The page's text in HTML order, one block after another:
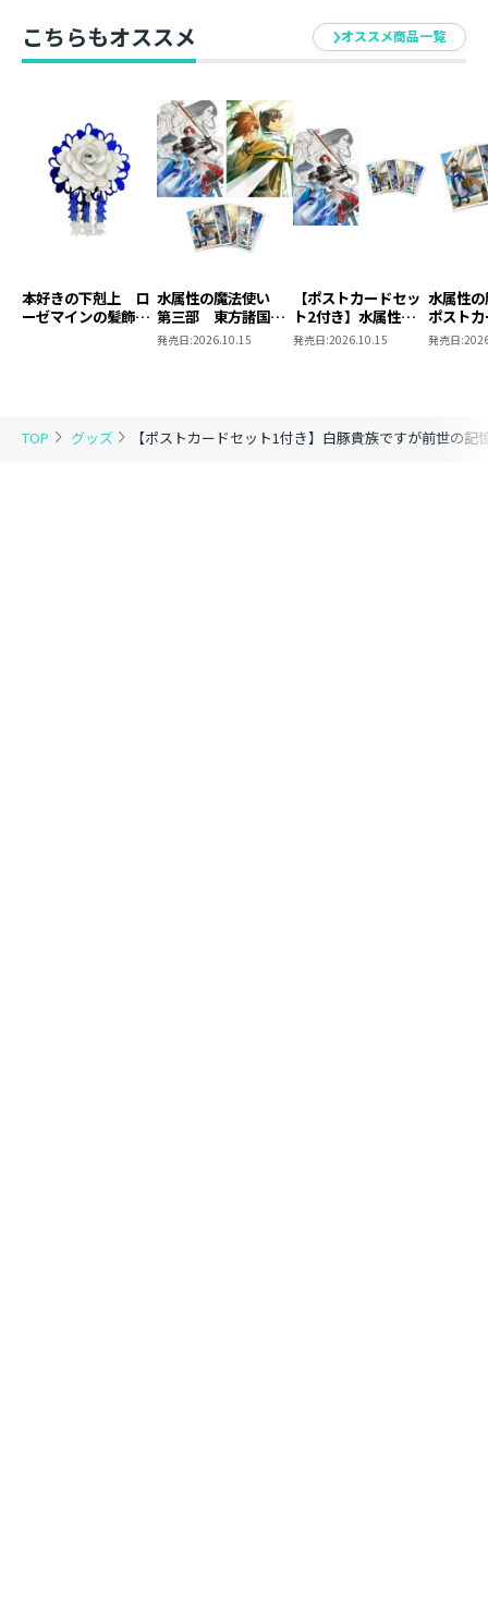
TOP グッズ 【ポストカードセット1付き】白豚貴族ですが前世の
こちらもオススメ オススメ商品一覧
本好きの下剋上 ロ
ーゼマインの髪飾り
水属性の魔法使い
第三部 東方諸国編
8 同時発売まとめ
買いセット
発売日:2026.10.15
【ポストカードセッ
ト2付き】水属性の
魔法使い 第三部
東方諸国編8
発売日:2026.10.15
水属性
ポスト
2
発売日: